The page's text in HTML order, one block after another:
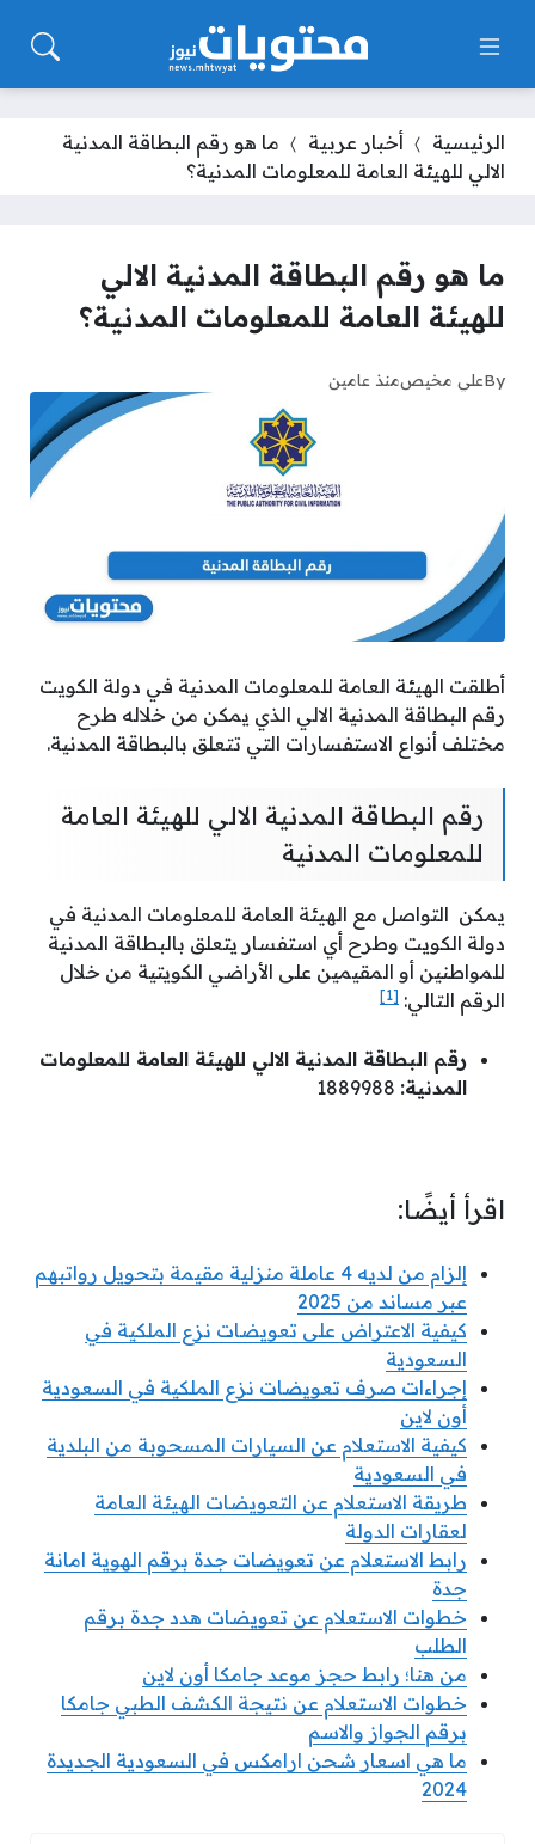
الرئيسية أخبار عربية
ما هو رقم البطاقة المدنية
الالي للهيئة العامة للمعلومات المدنية؟
ما هو رقم البطاقة المدنية الالي
للهيئة العامة للمعلومات المدنية؟
Byعلي مخيصمنذ عامين
أطلقت الهيئة العامة للمعلومات المدنية في دولة الكويت
رقم البطاقة المدنية الالي الذي يمكن من خلاله طرح
مختلف أنواع الاستفسارات التي تتعلق بالبطاقة المدنية.
رقم البطاقة المدنية الالي للهيئة العامة
للمعلومات المدنية
يمكن التواصل مع الهيئة العامة للمعلومات المدنية في
دولة الكويت وطرح أي استفسار يتعلق بالبطاقة المدنية
للمواطنين أو المقيمين على الأراضي الكويتية من خلال
الرقم التالي: [1]
رقم البطاقة المدنية الالي للهيئة العامة للمعلومات
المدنية:
اقرأ أيضًا:
إلزام من لديه 4 عاملة منزلية مقيمة بتحويل رواتبهم
عبر مساند من 2025
كيفية الاعتراض على تعويضات نزع الملكية في
السعودية
إجراءات صرف تعويضات نزع الملكية في السعودية
أون لاين
كيفية الاستعلام عن السيارات المسحوبة من البلدية
في السعودية
طريقة الاستعلام عن التعويضات الهيئة العامة
لعقارات الدولة
رابط الاستعلام عن تعويضات جدة برقم الهوية امانة
جدة
خطوات الاستعلام عن تعويضات هدد جدة برقم
الطلب
من هنا؛ رابط حجز موعد جامكا أون لاين
خطوات الاستعلام عن نتيجة الكشف الطبي جامكا
برقم الجواز والاسم
ما هي اسعار شحن ارامكس في السعودية الجديدة
2024